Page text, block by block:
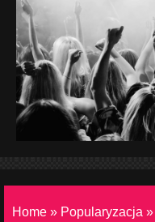
Home » Popularyzacja »